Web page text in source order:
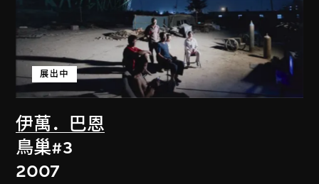
伊萬．巴恩
展出中
鳥巢#3
2007